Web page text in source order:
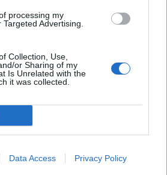
processing my
Advertising.
Collection, Use,
or Sharing of my
Is Unrelated with the
it was collected.
Data Access Privacy Policy